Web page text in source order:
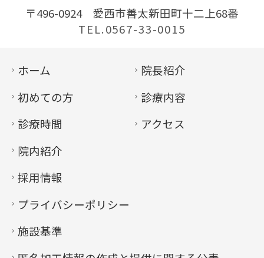
〒496-0924
愛西市善太新田町十二上68番
TEL.0567-33-0015
ホーム
院長紹介
初めての方
診療内容
診療時間
アクセス
院内紹介
採用情報
プライバシーポリシー
施設基準